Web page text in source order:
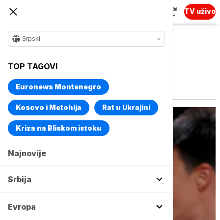
TV uživo
Srpski
TOP TAGOVI
Euronews Montenegro
Kosovo i Metohija Rat u Ukrajini
Kriza na Bliskom istoku
Najnovije
Srbija
Evropa
Vise o temi
KK Barselona